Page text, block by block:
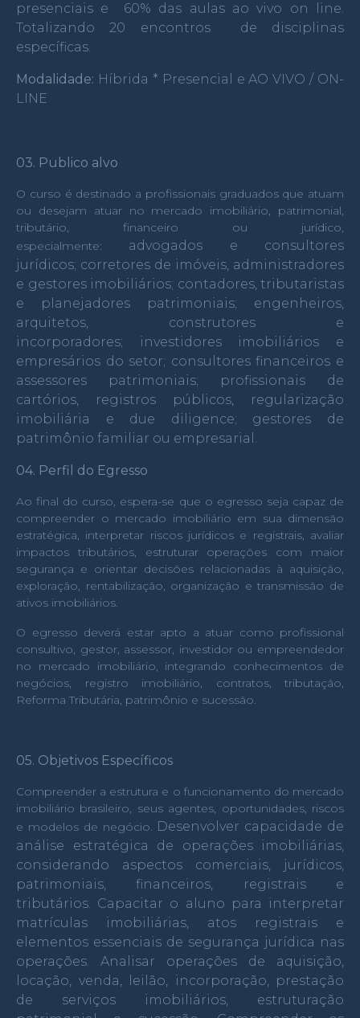
presenciais e 60% das aulas ao vivo on line.
Totalizando 20 encontros de disciplinas
específicas.
Modalidade: Híbrida * Presencial e AO VIVO / ON-
LINE
03. Publico alvo
O curso é destinado a profissionais graduados que atuam
ou desejam atuar no mercado imobiliário, patrimonial,
tributário, financeiro ou jurídico,
especialmente: advogados e consultores
jurídicos; corretores de imóveis, administradores
e gestores imobiliários; contadores, tributaristas
e planejadores patrimoniais; engenheiros,
arquitetos, construtores e
incorporadores; investidores imobiliários e
empresários do setor; consultores financeiros e
assessores patrimoniais;
profissionais de
cartórios, registros públicos, regularização
imobiliária e due diligence; gestores de
patrimônio familiar ou empresarial.
04. Perfil do Egresso
Ao final do curso, espera-se que o egresso seja capaz de
compreender o mercado imobiliário em sua dimensão
estratégica, interpretar riscos jurídicos e registrais, avaliar
impactos tributários, estruturar operações com maior
segurança e orientar decisões relacionadas à aquisição,
exploração, rentabilização, organização e transmissão de
ativos imobiliários.
O egresso deverá estar apto a atuar como profissional
consultivo, gestor, assessor, investidor ou empreendedor
no mercado imobiliário, integrando conhecimentos de
negócios, registro imobiliário, contratos, tributação,
Reforma Tributária, patrimônio e sucessão.
05. Objetivos Específicos
Compreender a estrutura e o funcionamento do mercado
imobiliário brasileiro, seus agentes, oportunidades, riscos
e modelos de negócio. Desenvolver capacidade de
análise estratégica de operações imobiliárias,
considerando aspectos comerciais, jurídicos,
patrimoniais, financeiros, registrais e
tributários. Capacitar o aluno para interpretar
matrículas imobiliárias, atos registrais e
elementos essenciais de segurança jurídica nas
operações. Analisar operações de aquisição,
locação, venda, leilão, incorporação, prestação
de serviços imobiliários, estruturação